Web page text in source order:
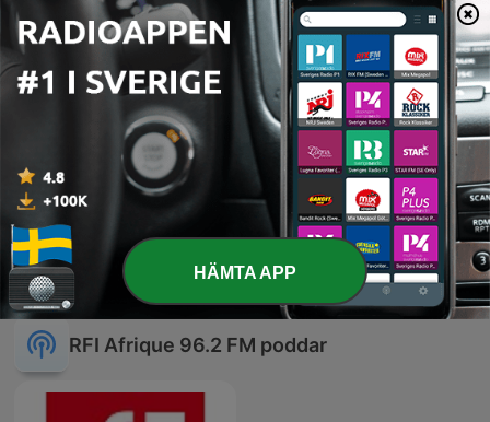
513 -
Modibo Keïta: la naissance de la République
soudanaise (1&2)
06 Okt 2023
Au Mozambique, disparition du leader
charismatique Samora Machel (7&8)
Visa fler avsnitt
RFI Afrique 96.2 FM poddar
HÄMTA APP